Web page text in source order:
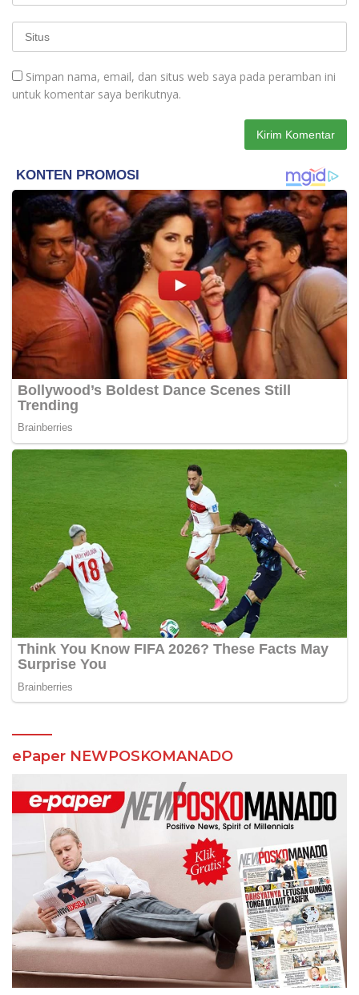
Simpan nama, email, dan situs web saya pada peramban ini
untuk komentar saya berikutnya.
ePaper NEWPOSKOMANADO